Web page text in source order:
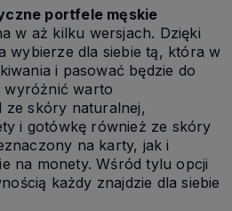
portfele męskie
w aż kilku wersjach. Dzięki
wybierze dla siebie tą, która w
i pasować będzie do
wyróżnić warto
ze skóry naturalnej,
i gotówkę również ze skóry
na karty, jak i
na monety. Wśród tylu opcji
każdy znajdzie dla siebie